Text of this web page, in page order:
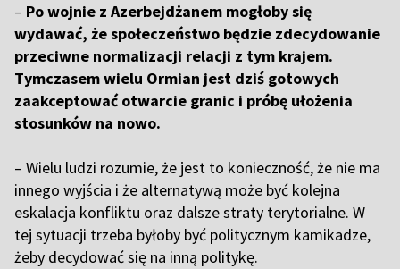
– Po wojnie z Azerbejdżanem mogłoby się
wydawać, że społeczeństwo będzie zdecydowanie
przeciwne normalizacji relacji z tym krajem.
Tymczasem wielu Ormian jest dziś gotowych
zaakceptować otwarcie granic i próbę ułożenia
stosunków na nowo.
– Wielu ludzi rozumie, że jest to konieczność, że nie ma
innego wyjścia i że alternatywą może być kolejna
eskalacja konfliktu oraz dalsze straty terytorialne. W
tej sytuacji trzeba byłoby być politycznym kamikadze,
żeby decydować się na inną politykę.